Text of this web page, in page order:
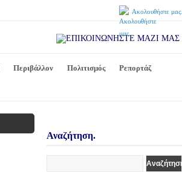
Ακολουθήστε μας.
Περιβάλλον Πολιτισμός
Ρεπορτάζ
Αναζήτηση.